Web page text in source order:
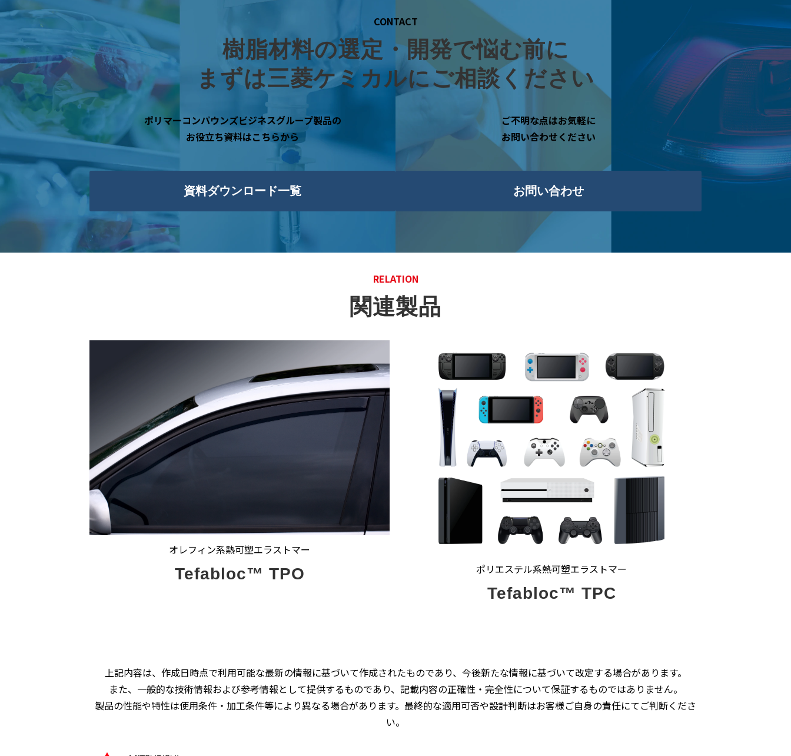
CONTACT
樹脂材料の選定・開発で悩む前に
まずは三菱ケミカルにご相談ください
ポリマーコンパウンズビジネスグループ製品の
お役立ち資料はこちらから
資料ダウンロード一覧
ご不明な点はお気軽に
お問い合わせください
お問い合わせ
RELATION
関連製品
オレフィン系熱可塑エラストマー
Tefabloc™ TPO ポリエステル系熱可塑エラストマー
Tefabloc™ TPC
上記内容は、作成日時点で利用可能な最新の情報に基づいて作成されたものであり、今後新たな情報に基づいて改定する場合があります。
また、一般的な技術情報および参考情報として提供するものであり、記載内容の正確性・完全性について保証するものではありません。
製品の性能や特性は使用条件・加工条件等により異なる場合があります。最終的な適用可否や設計判断はお客様ご自身の責任にてご判断くださ
い。